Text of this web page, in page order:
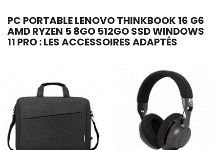
PC PORTABLE LENOVO THINKBOOK 16 G6
AMD RYZEN 5 8GO 512GO SSD WINDOWS
11 PRO : LES ACCESSOIRES ADAPTÉS